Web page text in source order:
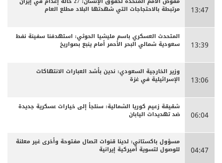
13:47 مرتبطة بالاحتجاجات التي شهدتها البلاد مطلع العام
13:39
المتحدث العسكري باسم مليشيا الحوثي: استهدفنا سفينة نفط
سعودية شمالي البحر الأحمر أمام ينبع بصواريخ
13:06
وزير الخارجية السعودي: ندين بأشد العبارات الانتهاكات
الإسرائيلية في غزة
06:04
شقيقة زعيم كوريا الشمالية: سنلجأ إلى خيارات عسكرية جديدة
ضد تهديدات اليابان
04:47
مسؤول باكستاني: لدينا قنوات اتصال مفتوحة وأخرى غير معلنة
للوصول لتسوية أميركية إيرانية